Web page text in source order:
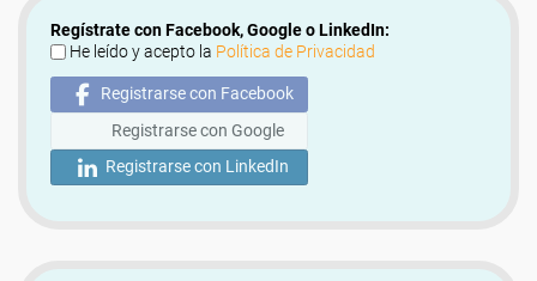
Regístrate con Facebook, Google o LinkedIn:
He leído y acepto la Política de Privacidad
Registrarse con Facebook
Registrarse con Google
Registrarse con LinkedIn